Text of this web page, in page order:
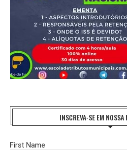
INSCREVA-SE EM NOSSA
First Name